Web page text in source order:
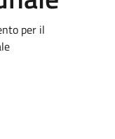
per il